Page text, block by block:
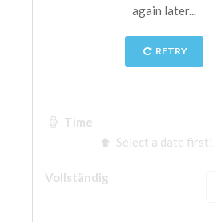
Palazzo Vecchio
Santa Maria Novella